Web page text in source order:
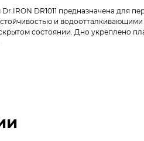
DR1011 предназначена для
и
состоянии. Дно укреплено